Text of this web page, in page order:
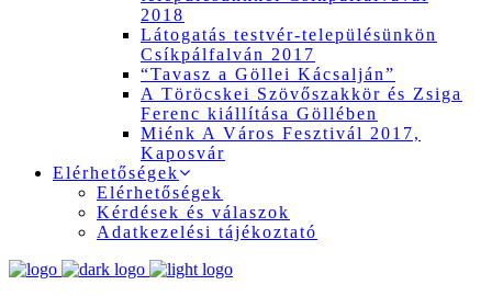
2018
Látogatás testvér-településünkön
Csíkpálfalván 2017
“Tavasz a Göllei Kácsalján”
A Töröcskei Szövőszakkör és Zsiga
Ferenc kiállítása Göllében
Miénk A Város Fesztivál 2017,
Kaposvár
Elérhetőségek
Elérhetőségek
Kérdések és válaszok
Adatkezelési tájékoztató